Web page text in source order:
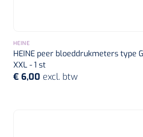
HEINE
HEINE peer bloeddrukmeters type
XXL - 1 st
€ 6,00 excl. btw